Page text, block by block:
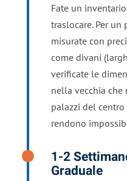
Fate un
traslocare. Per
misurate con
come divani
verificate le
nella vecchia
palazzi del
rendono
1-2
Graduale